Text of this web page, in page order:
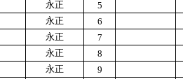
永正
5
永正
6
永正
7
永正
8
永正
9